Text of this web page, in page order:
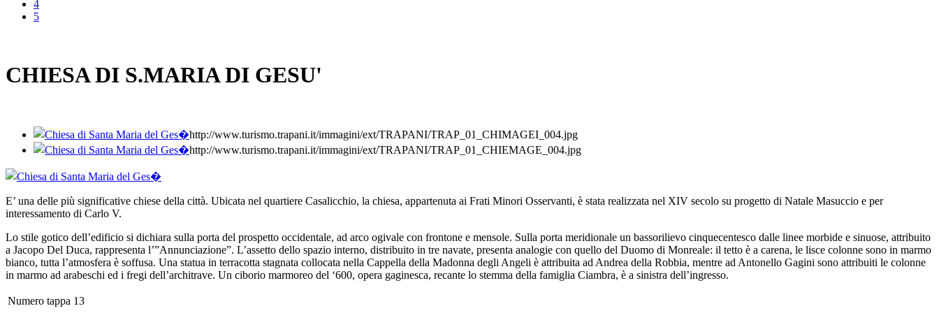
4
5
CHIESA DI S.MARIA DI GESU'
http://www.turismo.trapani.it/immagini/ext/TRAPANI/TRAP_01_CHIMAGEI_004.jpg
http://www.turismo.trapani.it/immagini/ext/TRAPANI/TRAP_01_CHIEMAGE_004.jpg
E’ una delle più significative chiese della città. Ubicata nel quartiere Casalicchio, la chiesa, appartenuta ai Frati Minori Osservanti, è stata realizzata nel XIV secolo su progetto di Natale Masuccio e per
interessamento di Carlo V.
Lo stile gotico dell’edificio si dichiara sulla porta del prospetto occidentale, ad arco ogivale con frontone e mensole. Sulla porta meridionale un bassorilievo cinquecentesco dalle linee morbide e sinuose, attribuito
a Jacopo Del Duca, rappresenta l’”Annunciazione”. L’assetto dello spazio interno, distribuito in tre navate, presenta analogie con quello del Duomo di Monreale: il tetto è a carena, le lisce colonne sono in marmo
bianco, tutta l’atmosfera è soffusa. Una statua in terracotta stagnata collocata nella Cappella della Madonna degli Angeli è attribuita ad Andrea della Robbia, mentre ad Antonello Gagini sono attribuiti le colonne
in marmo ad arabeschi ed i fregi dell’architrave. Un ciborio marmoreo del ‘600, opera gaginesca, recante lo stemma della famiglia Ciambra, è a sinistra dell’ingresso.
Numero tappa 13